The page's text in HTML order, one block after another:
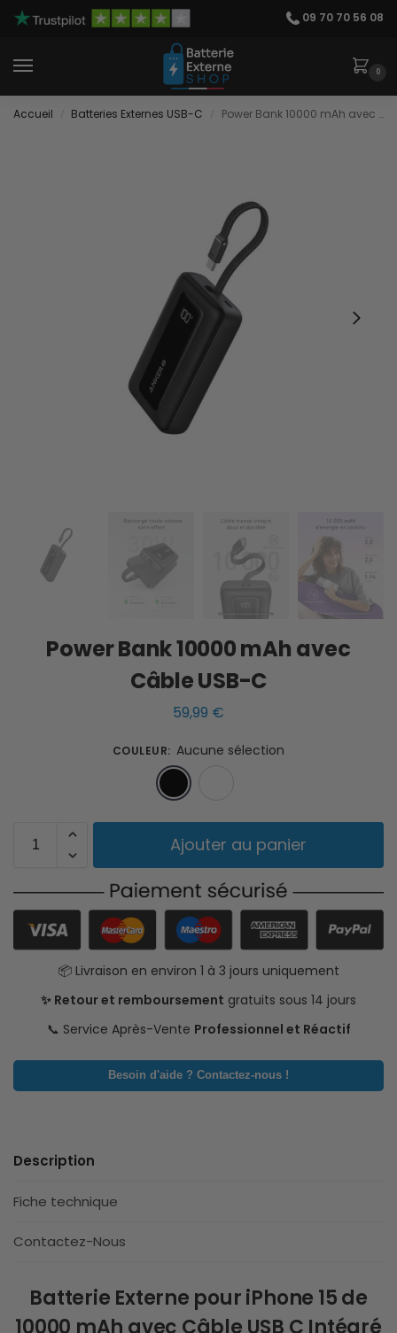
09 70 70 56 08
0
Accueil Batteries Externes USB-C Power Bank 10000 mAh avec Câble USB-C
Power Bank 10000 mAh avec
Câble USB-C
59,99 €
COULEUR: Aucune sélection
Ajouter au panier
📦 Livraison en environ 1 à 3 jours uniquement
✨ Retour et remboursement gratuits sous 14 jours
📞 Service Après-Vente Professionnel et Réactif
Besoin d'aide ? Contactez-nous !
Description
Fiche technique
Contactez-Nous
Batterie Externe pour iPhone 15 de
10000 mAh avec Câble USB C Intégré